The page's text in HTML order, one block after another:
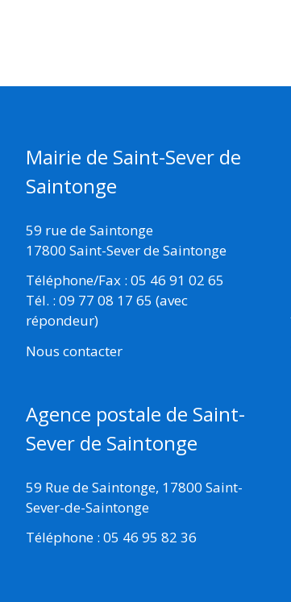
Mairie de Saint-Sever de
Saintonge
59 rue de Saintonge
17800 Saint-Sever de Saintonge
Téléphone/Fax : 05 46 91 02 65
Tél. : 09 77 08 17 65 (avec
répondeur)
Nous contacter
Agence postale de Saint-
Sever de Saintonge
59 Rue de Saintonge, 17800 Saint-
Sever-de-Saintonge
Téléphone : 05 46 95 82 36